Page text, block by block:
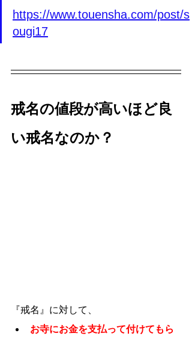
https://www.touensha.com/post/s
ougi17
戒名の値段が高いほど良
い戒名なのか？
『戒名』に対して、
お寺にお金を支払って付けてもら